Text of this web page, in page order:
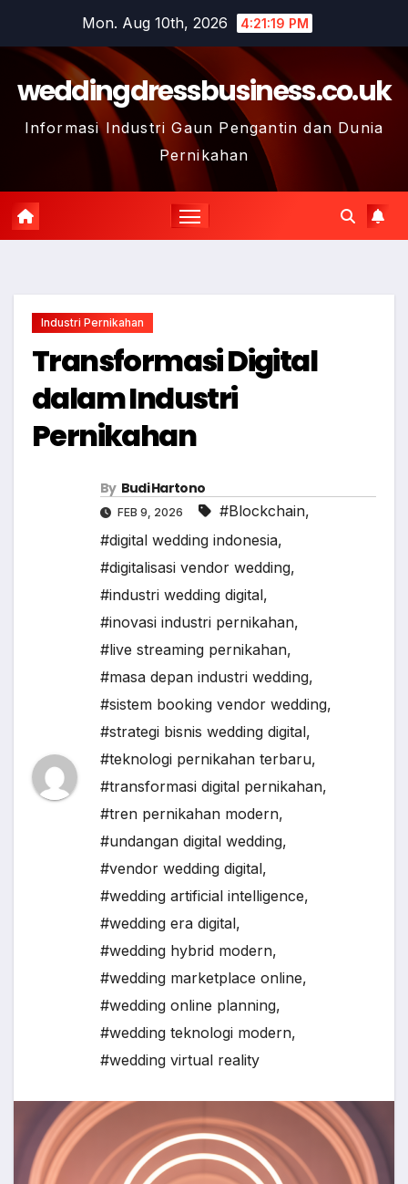
content
Mon. Aug 10th, 2026 4:21:20 PM
weddingdressbusiness.co.uk
Informasi Industri Gaun Pengantin dan Dunia
Pernikahan
Industri Pernikahan
Transformasi Digital
dalam Industri
Pernikahan
By Budi Hartono
FEB 9, 2026 #Blockchain,
#digital wedding indonesia,
#digitalisasi vendor wedding,
#industri wedding digital,
#inovasi industri pernikahan,
#live streaming pernikahan,
#masa depan industri wedding,
#sistem booking vendor wedding,
#strategi bisnis wedding digital,
#teknologi pernikahan terbaru,
#transformasi digital pernikahan,
#tren pernikahan modern,
#undangan digital wedding,
#vendor wedding digital,
#wedding artificial intelligence,
#wedding era digital,
#wedding hybrid modern,
#wedding marketplace online,
#wedding online planning,
#wedding teknologi modern,
#wedding virtual reality